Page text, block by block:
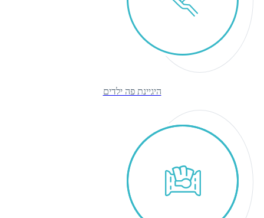
היגיינת פה ילדים